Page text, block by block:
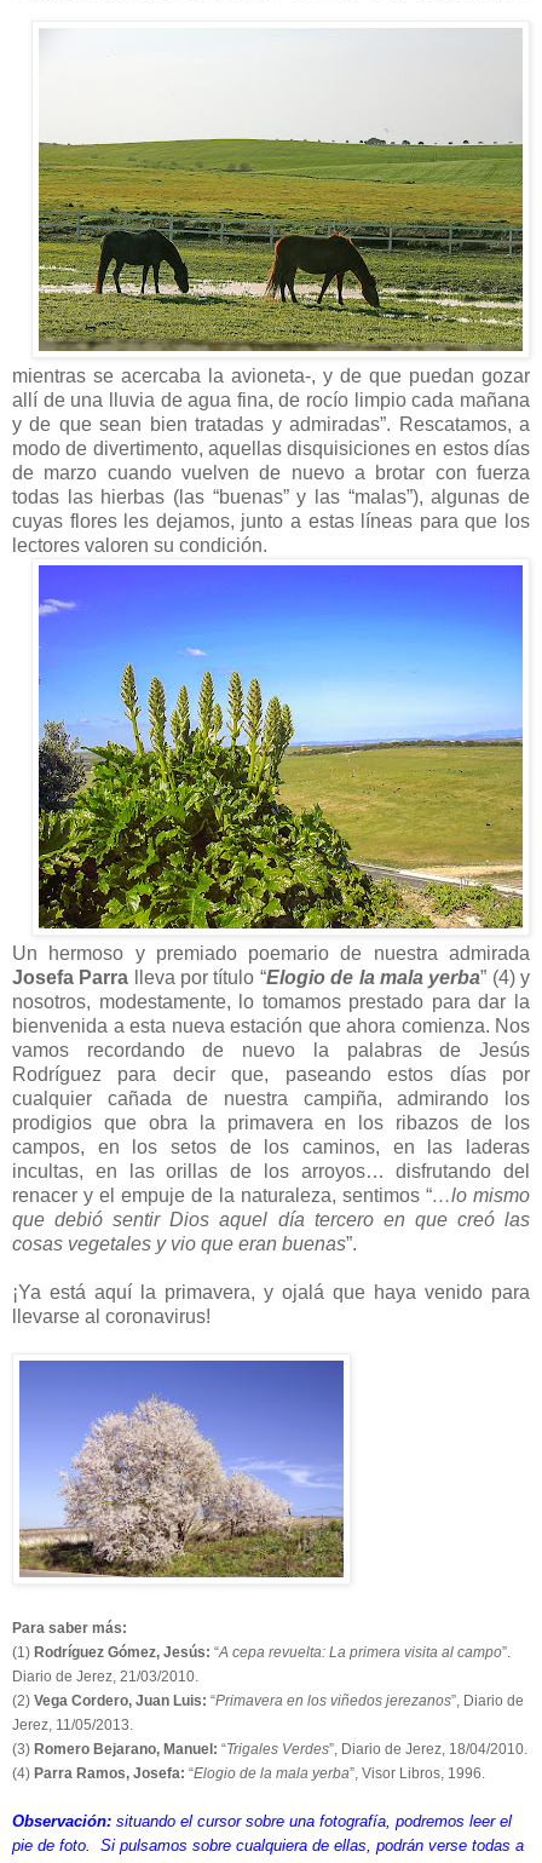
mientras se acercaba la avioneta-, y de que puedan gozar
allí de una lluvia de agua fina, de rocío limpio cada mañana
y de que sean bien tratadas y admiradas”. Rescatamos, a
modo de divertimento, aquellas disquisiciones en estos días
de marzo cuando vuelven de nuevo a brotar con fuerza
todas las hierbas (las “buenas” y las “malas”), algunas de
cuyas flores les dejamos, junto a estas líneas para que los
lectores valoren su condición.
Un hermoso y premiado poemario de nuestra admirada
Josefa Parra lleva por título “Elogio de la mala yerba” (4) y
nosotros, modestamente, lo tomamos prestado para dar la
bienvenida a esta nueva estación que ahora comienza. Nos
vamos recordando de nuevo la palabras de Jesús
Rodríguez para decir que, paseando estos días por
cualquier cañada de nuestra campiña, admirando los
prodigios que obra la primavera en los ribazos de los
campos, en los setos de los caminos, en las laderas
incultas, en las orillas de los arroyos… disfrutando del
renacer y el empuje de la naturaleza, sentimos “…lo mismo
que debió sentir Dios aquel día tercero en que creó las
cosas vegetales y vio que eran buenas”.
¡Ya está aquí la primavera, y ojalá que haya venido para
llevarse al coronavirus!
Para saber más:
(1) Rodríguez Gómez, Jesús: “A cepa revuelta: La primera visita al campo”.
Diario de Jerez, 21/03/2010.
(2) Vega Cordero, Juan Luis: “Primavera en los viñedos jerezanos”, Diario de
Jerez, 11/05/2013.
(3) Romero Bejarano, Manuel: “Trigales Verdes”, Diario de Jerez, 18/04/2010.
(4) Parra Ramos, Josefa: “Elogio de la mala yerba”, Visor Libros, 1996.
Observación: situando el cursor sobre una fotografía, podremos leer el
pie de foto. Si pulsamos sobre cualquiera de ellas, podrán verse todas a